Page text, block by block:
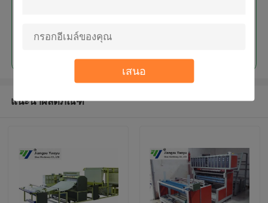
เสนอ
แนะนำผลิตภัณฑ์